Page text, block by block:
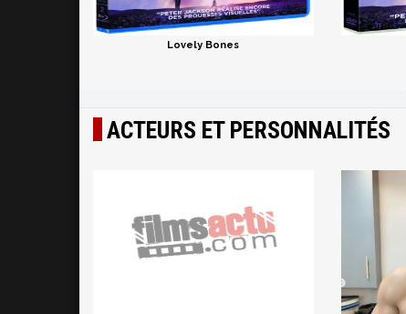
Lovely Bones
ACTEURS ET PERSONNALITÉS